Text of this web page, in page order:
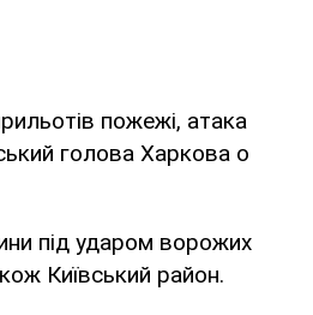
пожежі, атака
голова Харкова о
під ударом ворожих
Київський район.